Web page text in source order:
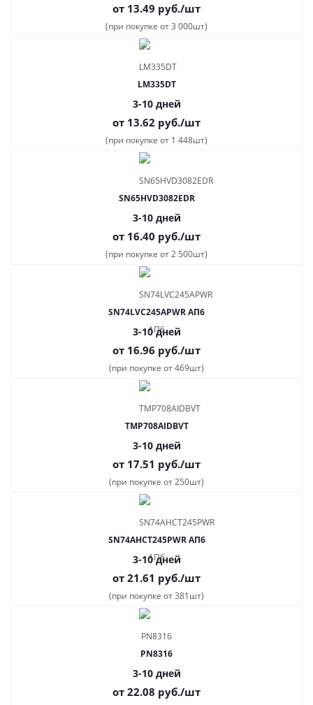
от 13.49 руб./шт
(при покупке от 3 000шт)
LM335DT
3-10 дней
от 13.62 руб./шт
(при покупке от 1 448шт)
SN65HVD3082EDR
3-10 дней
от 16.40 руб./шт
(при покупке от 2 500шт)
SN74LVC245APWR АП6
3-10 дней
от 16.96 руб./шт
(при покупке от 469шт)
TMP708AIDBVT
3-10 дней
от 17.51 руб./шт
(при покупке от 250шт)
SN74AHCT245PWR АП6
3-10 дней
от 21.61 руб./шт
(при покупке от 381шт)
PN8316
3-10 дней
от 22.08 руб./шт